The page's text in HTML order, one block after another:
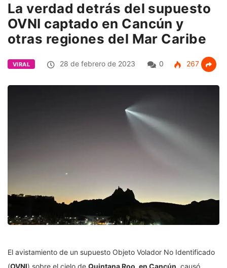
La verdad detrás del supuesto
OVNI captado en Cancún y
otras regiones del Mar Caribe
VIRAL 28 de febrero de 2023 0 267
El avistamiento de un supuesto Objeto Volador No Identificado
(OVNI) sobre el cielo de Quintana Roo, en Cancún, causó